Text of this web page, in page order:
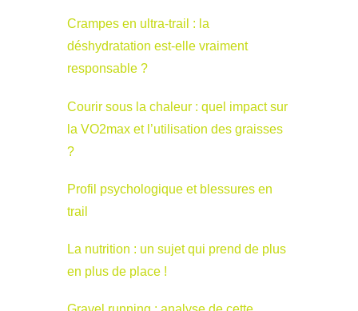
Crampes en ultra-trail : la
déshydratation est-elle vraiment
responsable ?
Courir sous la chaleur : quel impact sur
la VO2max et l’utilisation des graisses
?
Profil psychologique et blessures en
trail
La nutrition : un sujet qui prend de plus
en plus de place !